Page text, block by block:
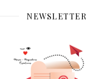
NEWSLETTER